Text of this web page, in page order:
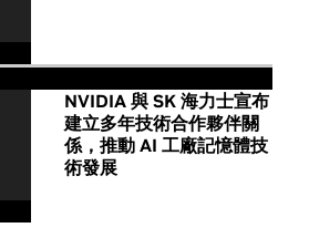
NVIDIA 與 SK 海力士宣布
建立多年技術合作夥伴關
係，推動 AI 工廠記憶體技
術發展